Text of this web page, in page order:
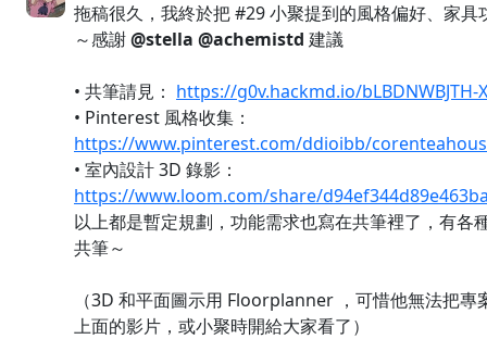
拖稿很久，我終於把 #29 小聚提到的風格偏好、家具
～感謝@stella @achemistd 建議
• 共筆請見： https://g0v.hackmd.io/bLBDNWBJTH-
• Pinterest 風格收集：
https://www.pinterest.com/ddioibb/
• 室內設計 3D 錄影：
https://www.loom.com/share/
以上都是暫定規劃，功能需求也寫在共筆裡了，有各
共筆～
（3D 和平面圖示用 Floorplanner ，可惜他無法把專
上面的影片，或小聚時開給大家看了）